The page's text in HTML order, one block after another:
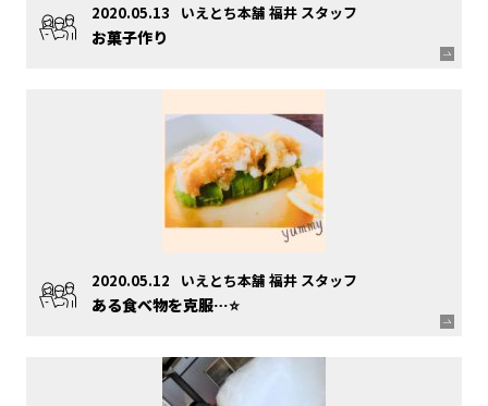
2020.05.13 いえとち本舗 福井 スタッフ
お菓子作り
2020.05.12 いえとち本舗 福井 スタッフ
ある食べ物を克服…⭐